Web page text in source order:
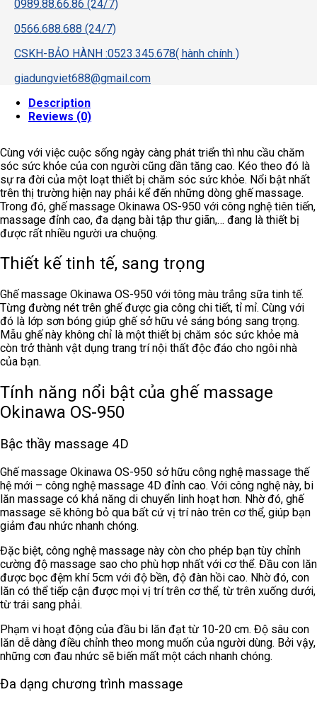
0989.88.66.86 (24/7)
0566.688.688 (24/7)
CSKH-BẢO HÀNH :0523.345.678( hành chính )
giadungviet688@gmail.com
Description
Reviews (0)
Cùng với việc cuộc sống ngày càng phát triển thì nhu cầu chăm
sóc sức khỏe của con người cũng dần tăng cao. Kéo theo đó là
sự ra đời của một loạt thiết bị chăm sóc sức khỏe. Nổi bật nhất
trên thị trường hiện nay phải kể đến những dòng ghế massage.
Trong đó, ghế massage Okinawa OS-950 với công nghệ tiên tiến,
massage đỉnh cao, đa dạng bài tập thư giãn,… đang là thiết bị
được rất nhiều người ưa chuộng.
Thiết kế tinh tế, sang trọng
Ghế massage Okinawa OS-950 với tông màu trắng sữa tinh tế.
Từng đường nét trên ghế được gia công chi tiết, tỉ mỉ. Cùng với
đó là lớp sơn bóng giúp ghế sở hữu vẻ sáng bóng sang trọng.
Mẫu ghế này không chỉ là một thiết bị chăm sóc sức khỏe mà
còn trở thành vật dụng trang trí nội thất độc đáo cho ngôi nhà
của bạn.
Tính năng nổi bật của ghế massage
Okinawa OS-950
Bậc thầy massage 4D
Ghế massage Okinawa OS-950 sở hữu công nghệ massage thế
hệ mới – công nghệ massage 4D đỉnh cao. Với công nghệ này, bi
lăn massage có khả năng di chuyển linh hoạt hơn. Nhờ đó, ghế
massage sẽ không bỏ qua bất cứ vị trí nào trên cơ thể, giúp bạn
giảm đau nhức nhanh chóng.
Đặc biệt, công nghệ massage này còn cho phép bạn tùy chỉnh
cường độ massage sao cho phù hợp nhất với cơ thể. Đầu con lăn
được bọc đệm khí 5cm với độ bền, độ đàn hồi cao. Nhờ đó, con
lăn có thể tiếp cận được mọi vị trí trên cơ thể, từ trên xuống dưới,
từ trái sang phải.
Phạm vi hoạt động của đầu bi lăn đạt từ 10-20 cm. Độ sâu con
lăn dễ dàng điều chỉnh theo mong muốn của người dùng. Bởi vậy,
những cơn đau nhức sẽ biến mất một cách nhanh chóng.
Đa dạng chương trình massage